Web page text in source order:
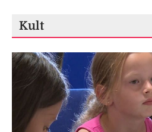
Kult